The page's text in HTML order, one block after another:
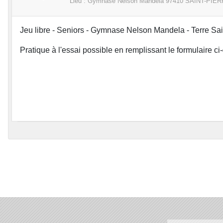
Jeu libre - Seniors - Gymnase Nelson Mandela - Terre
Pratique à l'essai possible en remplissant le formulaire